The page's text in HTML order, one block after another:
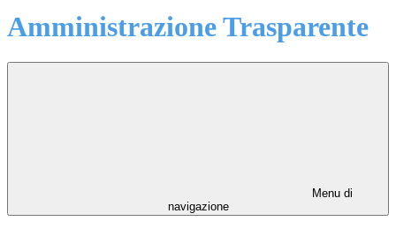
Amministrazione Trasparente
Menu di
navigazione